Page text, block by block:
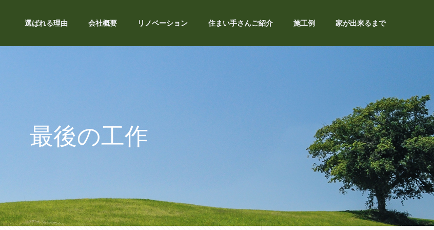
選ばれる理由 会社概要 リノベーション 住まい手さんご紹介 施工例 家が出来るまで
最後の工作